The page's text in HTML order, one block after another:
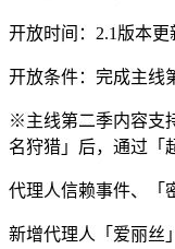
开放时间：2.1版本更
开放条件：完成主线
※主线第二季内容支
名狩猎」后，通过「
代理人信赖事件、「
新增代理人「爱丽丝